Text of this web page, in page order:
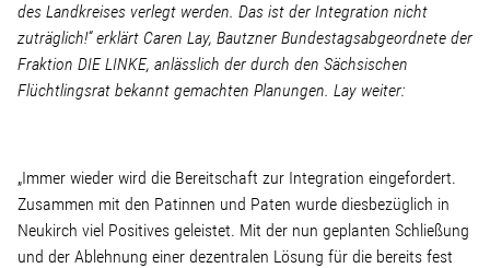
Sonstiges
Wahlkreis
Pressemitteilungen
Presse
des Landkreises verlegt werden. Das ist der Integration nicht
zuträglich!“ erklärt Caren Lay, Bautzner Bundestagsabgeordnete der
Fraktion DIE LINKE, anlässlich der durch den Sächsischen
Flüchtlingsrat bekannt gemachten Planungen. Lay weiter:
„Immer wieder wird die Bereitschaft zur Integration eingefordert.
Zusammen mit den Patinnen und Paten wurde diesbezüglich in
Neukirch viel Positives geleistet. Mit der nun geplanten Schließung
und der Ablehnung einer dezentralen Lösung für die bereits fest